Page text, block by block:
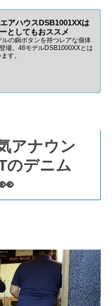
アハウスDSB1001XXは
としてもおススメ
の銅ボタンを持つレアな個体
場。46モデルDSB1000XXとは
す。
アナウン
のデニム